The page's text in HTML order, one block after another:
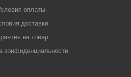
оплаты
доставки
на товар
конфиденциальности